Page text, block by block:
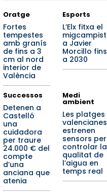
Oratge
Fortes
tempestes
amb granís
de fins a 3
cm al nord
interior de
València
Esports
L’Elx fitxa el
migcampist
a Javier
Morcillo fins
a 2030
Successos
Detenen a
Castelló
una
cuidadora
per traure
24.000 € del
compte
d’una
anciana que
atenia
Medi
ambient
Les platges
valencianes
estrenen
sensors per
controlar la
qualitat de
l’aigua en
temps real